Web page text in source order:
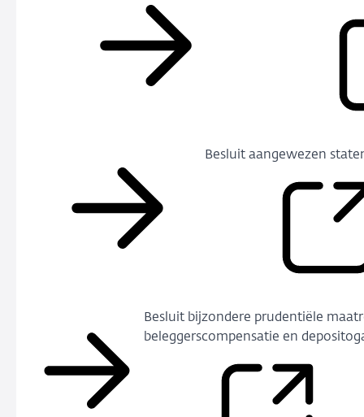
Besluit aangewezen
Besluit bijzondere prudentiële
beleggerscompensatie en